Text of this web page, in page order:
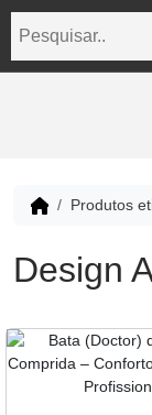
Produtos
Design